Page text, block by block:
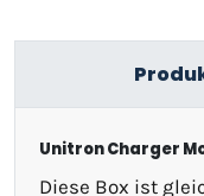
Unitron Charger
Diese Box ist